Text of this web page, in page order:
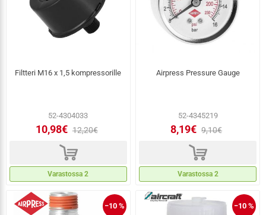
Filtteri M16 x 1,5 kompressorille
52-4304033
10,98€ 12,20€
d
Varastossa 2
Airpress Pressure Gauge
52-4345219
8,19€ 9,10€
d
Varastossa 2
−10 % −10 %